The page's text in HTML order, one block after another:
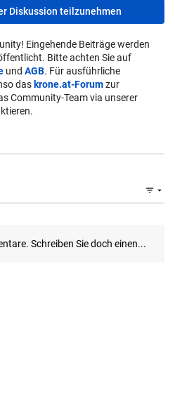
Diskussion teilzunehmen
Eingehende Beiträge werden
Bitte achten Sie auf
und AGB. Für ausführliche
das krone.at-Forumzur
Community-Team via unserer